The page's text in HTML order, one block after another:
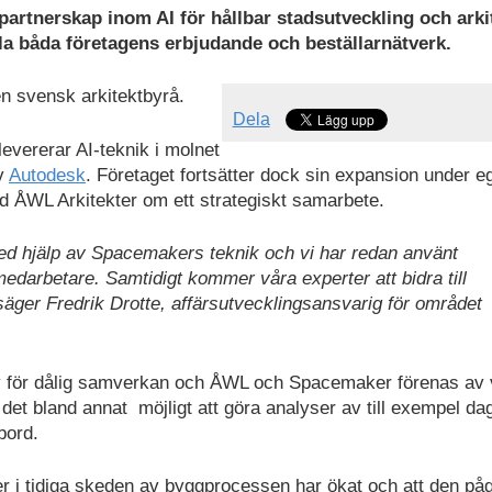
inom AI för hållbar stadsutveckling och
båda företagens erbjudande och beställarnätverk.
Dela
svensk arkitektbyrå.
AI-teknik i molnet
Autodesk. Företaget fortsätter dock sin expansion under
ÅWLArkitekter om ett strategiskt samarbete.
hjälp av Spacemakers teknik och vi har redan använt
Samtidigt kommer våra experter att bidra till
Fredrik Drotte, affärsutvecklingsansvarig för området
dålig samverkan och ÅWLoch Spacemaker förenas av
bland annat möjligt att göra analyser av till exempel
tidiga skeden av byggprocessen har ökat och att den